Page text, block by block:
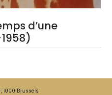
d’une
1000 Brussels